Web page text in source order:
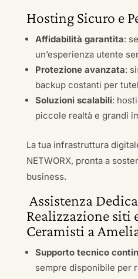
Hosting Sicuro e
Affidabilità garantita:
un’esperienza utente
Protezione avanzata:
backup costanti per
Soluzioni scalabili:
piccole realtà e grandi
La tua infrastruttura
NETWORX, pronta a
business.
Assistenza
Realizzazione siti
Ceramisti a
Supporto tecnico
sempre disponibile per